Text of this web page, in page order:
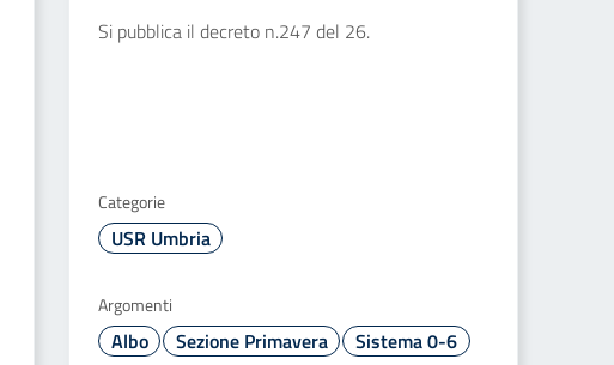
Si pubblica il decreto n.247 del 26.
Categorie
USR Umbria
Argomenti
Albo Sezione Primavera
Sistema 0-6